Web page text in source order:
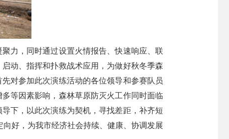
力，同时通过设置火情报告、快速响应、联
动、指挥和扑救战术应用，为做好秋冬季森
对参加此次演练活动的各位领导和参赛队员
等因素影响，森林草原防灭火工作同时面临
下，以此次演练为契机，寻找差距，补齐短
向好，为我市经济社会持续、健康、协调发展